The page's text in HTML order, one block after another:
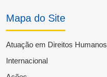
Mapa do Site
Atuação em Direitos Humanos
Internacional